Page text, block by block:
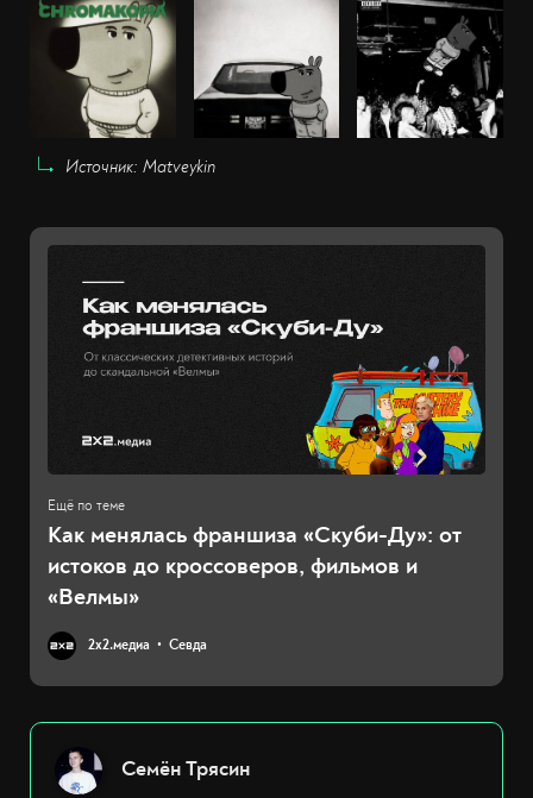
Источник: Matveykin
Как менялась франшиза «Скуби-Ду»: от
истоков до кроссоверов, фильмов и
«Велмы»
2х2.медиа Севда
Семён Трясин